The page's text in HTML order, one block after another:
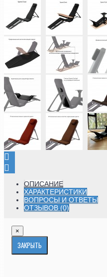
ОПИСАНИЕ
ХАРАКТЕРИСТИКИ
ВОПРОСЫ И ОТВЕТЫ
ОТЗЫВОВ (0)
×
ЗАКРЫТЬ